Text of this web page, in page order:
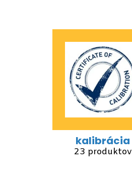
kalibrácia
23 produktov